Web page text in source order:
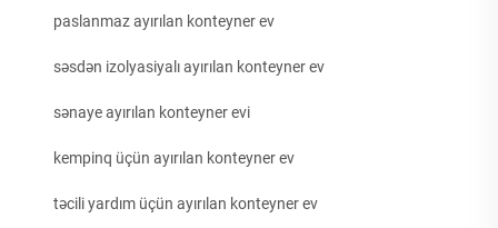
paslanmaz ayırılan konteyner ev
səsdən izolyasiyalı ayırılan konteyner ev
sənaye ayırılan konteyner evi
kempinq üçün ayırılan konteyner ev
təcili yardım üçün ayırılan konteyner ev